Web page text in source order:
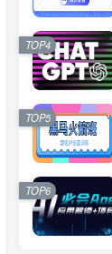
TOP4
TOP5
TOP6